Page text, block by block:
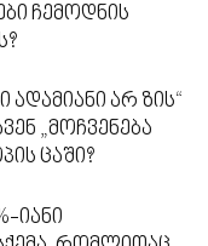
ჩემოდნის
არ ზის“
„მოჩვენება
ცაში?
იანი